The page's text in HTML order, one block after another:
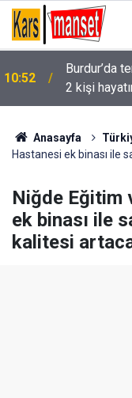
10:52
Burdur’da
10:52
Gölde
Anasayfa
Hastanesi ek binası ile
Niğde Eğitim
ek binası ile
kalitesi